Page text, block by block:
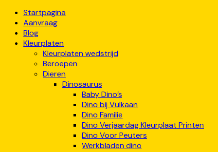
Startpagina
Aanvraag
Blog
Kleurplaten
Kleurplaten wedstrijd
Beroepen
Dieren
Dinosaurus
Baby Dino’s
Dino bij Vulkaan
Dino Familie
Dino Verjaardag Kleurplaat Printen
Dino Voor Peuters
Werkbladen dino